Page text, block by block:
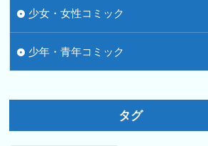
少女・女性コミック
少年・青年コミック
タグ